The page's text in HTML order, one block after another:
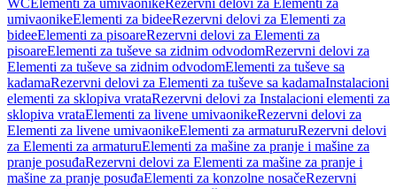
WCElementi za umivaonikeRezervni delovi za Elementi za
umivaonikeElementi za bideeRezervni delovi za Elementi za
bideeElementi za pisoareRezervni delovi za Elementi za
pisoareElementi za tuševe sa zidnim odvodomRezervni delovi za
Elementi za tuševe sa zidnim odvodomElementi za tuševe sa
kadamaRezervni delovi za Elementi za tuševe sa kadamaInstalacioni
elementi za sklopiva vrataRezervni delovi za Instalacioni elementi za
sklopiva vrataElementi za livene umivaonikeRezervni delovi za
Elementi za livene umivaonikeElementi za armaturuRezervni delovi
za Elementi za armaturuElementi za mašine za pranje i mašine za
pranje posuđaRezervni delovi za Elementi za mašine za pranje i
mašine za pranje posuđaElementi za konzolne nosačeRezervni